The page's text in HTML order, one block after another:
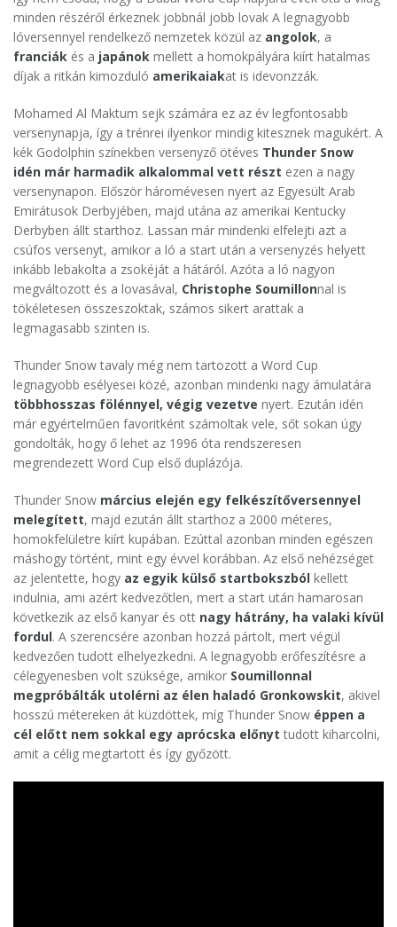
minden részéről érkeznek jobbnál jobb lovak A legnagyobb
lóversennyel rendelkező nemzetek közül az angolok, a
franciák és a japánok mellett a homokpályára kiírt hatalmas
díjak a ritkán kimozduló amerikaiakat is idevonzzák.
Mohamed Al Maktum sejk számára ez az év legfontosabb
versenynapja, így a trénrei ilyenkor mindig kitesznek magukért. A
kék Godolphin színekben versenyző ötéves Thunder Snow
idén már harmadik alkalommal vett részt ezen a nagy
versenynapon. Először háromévesen nyert az Egyesült Arab
Emirátusok Derbyjében, majd utána az amerikai Kentucky
Derbyben állt starthoz. Lassan már mindenki elfelejti azt a
csúfos versenyt, amikor a ló a start után a versenyzés helyett
inkább lebakolta a zsokéját a hátáról. Azóta a ló nagyon
megváltozott és a lovasával, Christophe Soumillonnal is
tökéletesen összeszoktak, számos sikert arattak a
legmagasabb szinten is.
Thunder Snow tavaly még nem tartozott a Word Cup
legnagyobb esélyesei közé, azonban mindenki nagy ámulatára
többhosszas fölénnyel, végig vezetve nyert. Ezután idén
már egyértelműen favoritként számoltak vele, sőt sokan úgy
gondolták, hogy ő lehet az 1996 óta rendszeresen
megrendezett Word Cup első duplázója.
Thunder Snow március elején egy felkészítőversennyel
melegített, majd ezután állt starthoz a 2000 méteres,
homokfelületre kiírt kupában. Ezúttal azonban minden egészen
máshogy történt, mint egy évvel korábban. Az első nehézséget
az jelentette, hogy az egyik külső startbokszból kellett
indulnia, ami azért kedvezőtlen, mert a start után hamarosan
következik az első kanyar és ott nagy hátrány, ha valaki kívül
fordul. A szerencsére azonban hozzá pártolt, mert végül
kedvezően tudott elhelyezkedni. A legnagyobb erőfeszítésre a
célegyenesben volt szüksége, amikor Soumillonnal
megpróbálták utolérni az élen haladó Gronkowskit, akivel
hosszú métereken át küzdöttek, míg Thunder Snow éppen a
cél előtt nem sokkal egy aprócska előnyt tudott kiharcolni,
amit a célig megtartott és így győzött.